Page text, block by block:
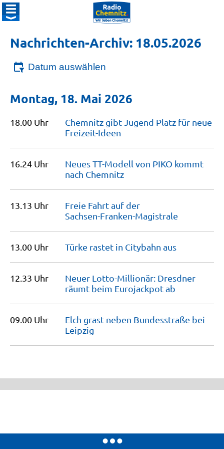
Nachrichten-Archiv: 18.05.2026
Datum auswählen
Montag, 18. Mai 2026
18.00 Uhr
Chemnitz gibt Jugend Platz für neue
Freizeit-Ideen
16.24 Uhr
Neues TT-Modell von PIKO kommt
nach Chemnitz
13.13 Uhr
Freie Fahrt auf der
Sachsen-Franken-Magistrale
13.00 Uhr Türke rastet in Citybahn aus
12.33 Uhr
Neuer Lotto-Millionär: Dresdner
räumt beim Eurojackpotab
09.00 Uhr
Elch grast neben Bundesstraße bei
Leipzig